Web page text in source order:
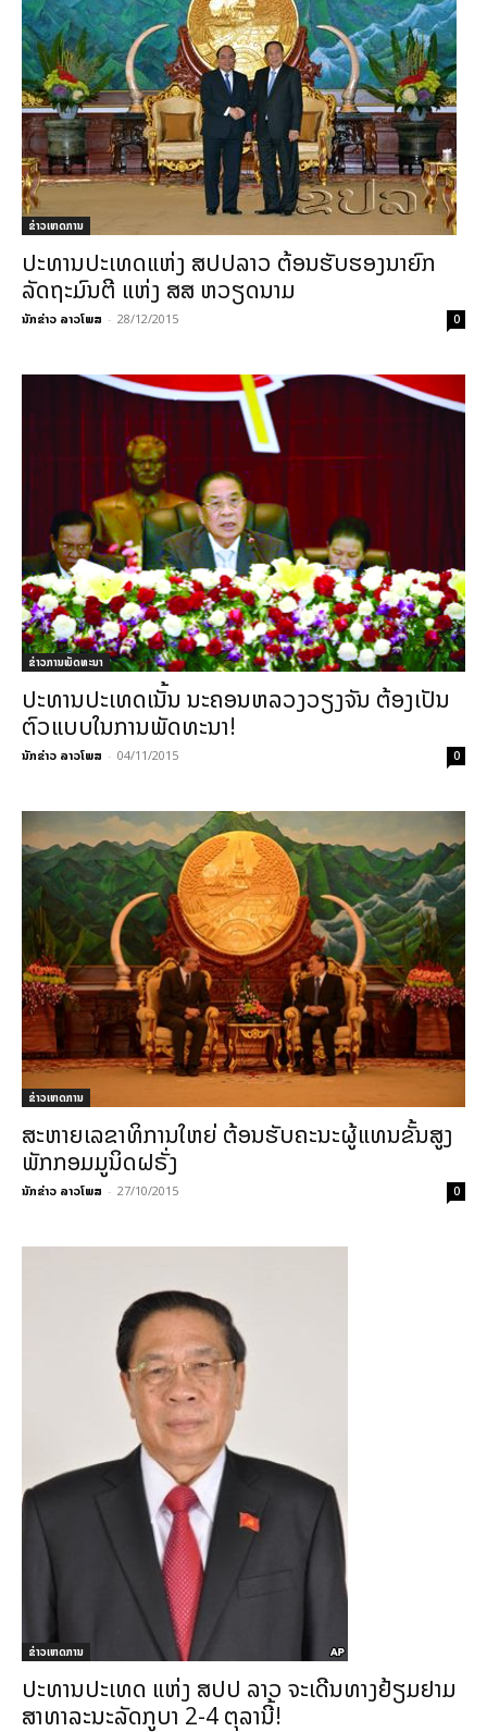
ຂ່າວເຫດການ
ປະທານປະເທດແຫ່ງ ສປປລາວ ຕ້ອນຮັບຮອງນາຍົກ
ລັດຖະມົນຕີ ແຫ່ງ ສສ ຫວຽດນາມ
ນັກຂ່າວ ລາວໂພສ - 28/12/2015 0
ຂ່າວການພັດທະນາ
ປະທານປະເທດເນັ້ນ ນະຄອນຫລວງວຽງຈັນ ຕ້ອງເປັນ
ຕົວແບບ​ໃນການພັດທະນາ!
ນັກຂ່າວ ລາວໂພສ - 04/11/2015 0
ຂ່າວເຫດການ
ສະຫາຍເລຂາທິການໃຫຍ່ ຕ້ອນຮັບຄະນະຜູ້ແທນຂັ້ນສູງ
ພັກກອມມູນິດຝຣັ່ງ
ນັກຂ່າວ ລາວໂພສ - 27/10/2015 0
ຂ່າວເຫດການ
ປະທານປະເທດ ແຫ່ງ ສປປ ລາວ ຈະເດີນທາງຢ້ຽມຢາມ
ສາທາລະນະລັດກູບາ 2-4 ຕຸລານີ້!